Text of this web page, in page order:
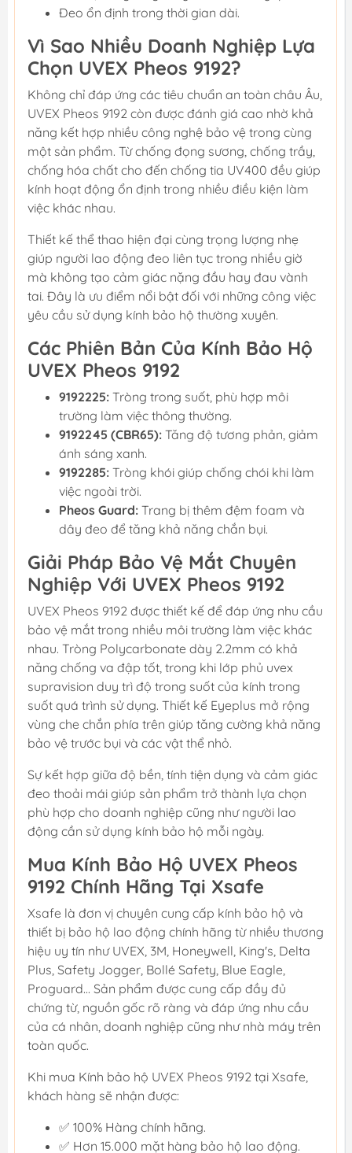
Đeo ổn định trong thời gian dài.
Vì Sao Nhiều Doanh Nghiệp Lựa
Chọn UVEX Pheos 9192?
Không chỉ đáp ứng các tiêu chuẩn an toàn châu Âu,
UVEX Pheos 9192 còn được đánh giá cao nhờ khả
năng kết hợp nhiều công nghệ bảo vệ trong cùng
một sản phẩm. Từ chống đọng sương, chống trầy,
chống hóa chất cho đến chống tia UV400 đều giúp
kính hoạt động ổn định trong nhiều điều kiện làm
việc khác nhau.
Thiết kế thể thao hiện đại cùng trọng lượng nhẹ
giúp người lao động đeo liên tục trong nhiều giờ
mà không tạo cảm giác nặng đầu hay đau vành
tai. Đây là ưu điểm nổi bật đối với những công việc
yêu cầu sử dụng kính bảo hộ thường xuyên.
Các Phiên Bản Của Kính Bảo Hộ
UVEX Pheos 9192
9192225: Tròng trong suốt, phù hợp môi
trường làm việc thông thường.
9192245 (CBR65): Tăng độ tương phản, giảm
ánh sáng xanh.
9192285: Tròng khói giúp chống chói khi làm
việc ngoài trời.
Pheos Guard: Trang bị thêm đệm foam và
dây đeo để tăng khả năng chắn bụi.
Giải Pháp Bảo Vệ Mắt Chuyên
Nghiệp Với UVEX Pheos 9192
UVEX Pheos 9192 được thiết kế để đáp ứng nhu cầu
bảo vệ mắt trong nhiều môi trường làm việc khác
nhau. Tròng Polycarbonate dày 2.2mm có khả
năng chống va đập tốt, trong khi lớp phủ uvex
supravision duy trì độ trong suốt của kính trong
suốt quá trình sử dụng. Thiết kế Eyeplus mở rộng
vùng che chắn phía trên giúp tăng cường khả năng
bảo vệ trước bụi và các vật thể nhỏ.
Sự kết hợp giữa độ bền, tính tiện dụng và cảm giác
đeo thoải mái giúp sản phẩm trở thành lựa chọn
phù hợp cho doanh nghiệp cũng như người lao
động cần sử dụng kính bảo hộ mỗi ngày.
Mua Kính Bảo Hộ UVEX Pheos
9192 Chính Hãng Tại Xsafe
Xsafe là đơn vị chuyên cung cấp kính bảo hộ và
thiết bị bảo hộ lao động chính hãng từ nhiều thương
hiệu uy tín như UVEX, 3M, Honeywell, King's, Delta
Plus, Safety Jogger, Bollé Safety, Blue Eagle,
Proguard... Sản phẩm được cung cấp đầy đủ
chứng từ, nguồn gốc rõ ràng và đáp ứng nhu cầu
của cá nhân, doanh nghiệp cũng như nhà máy trên
toàn quốc.
Khi mua Kính bảo hộ UVEX Pheos 9192 tại Xsafe,
khách hàng sẽ nhận được:
✅ 100% Hàng chính hãng.
✅ Hơn 15.000 mặt hàng bảo hộ lao động.